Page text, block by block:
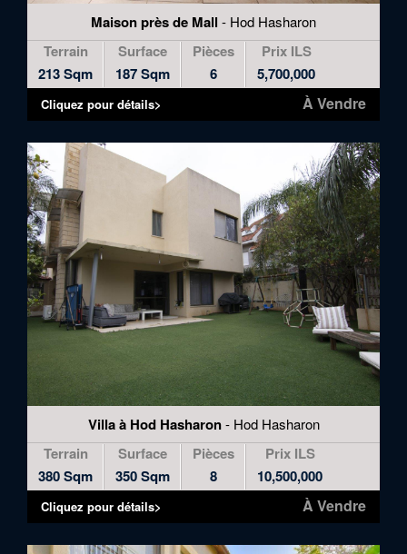
Maison près de Mall - Hod Hasharon
Terrain
213 Sqm
Surface
187 Sqm
Pièces
6
Prix ILS
5,700,000
À Vendre
Cliquez pour détails>
Villa à Hod Hasharon- Hod Hasharon
Terrain
380 Sqm
Surface
350 Sqm
Pièces
8
Prix ILS
10,500,000
À Vendre
Cliquez pour détails>